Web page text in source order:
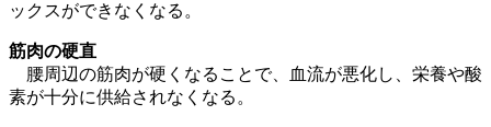
ックスができなくなる。
筋肉の硬直
腰周辺の筋肉が硬くなることで、血流が悪化し、栄養や酸
素が十分に供給されなくなる。